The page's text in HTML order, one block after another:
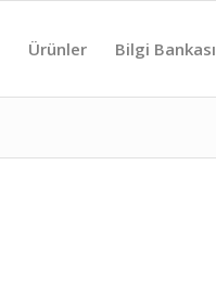
Ürünler Bilgi Bankası